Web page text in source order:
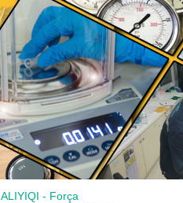
ALIYIQI - Força